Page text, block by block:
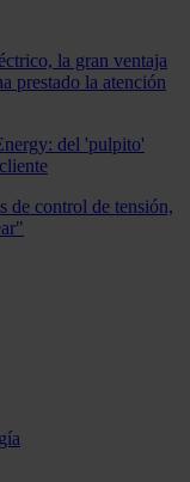
la gran ventaja
prestado la atención
del 'pulpito'
de control de tensión,